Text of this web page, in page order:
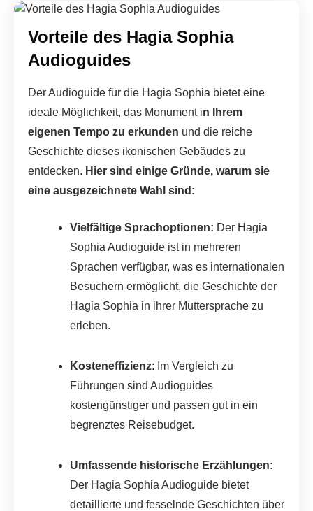
Vorteile des Hagia Sophia
Audioguides
Der Audioguide für die Hagia Sophia bietet eine
ideale Möglichkeit, das Monument in Ihrem
eigenen Tempo zu erkunden und die reiche
Geschichte dieses ikonischen Gebäudes zu
entdecken. Hier sind einige Gründe, warum sie
eine ausgezeichnete Wahl sind:
Vielfältige Sprachoptionen: Der Hagia
Sophia Audioguide ist in mehreren
Sprachen verfügbar, was es internationalen
Besuchern ermöglicht, die Geschichte der
Hagia Sophia in ihrer Muttersprache zu
erleben.
Kosteneffizienz: Im Vergleich zu
Führungen sind Audioguides
kostengünstiger und passen gut in ein
begrenztes Reisebudget.
Umfassende historische Erzählungen:
Der Hagia Sophia Audioguide bietet
detaillierte und fesselnde Geschichten über